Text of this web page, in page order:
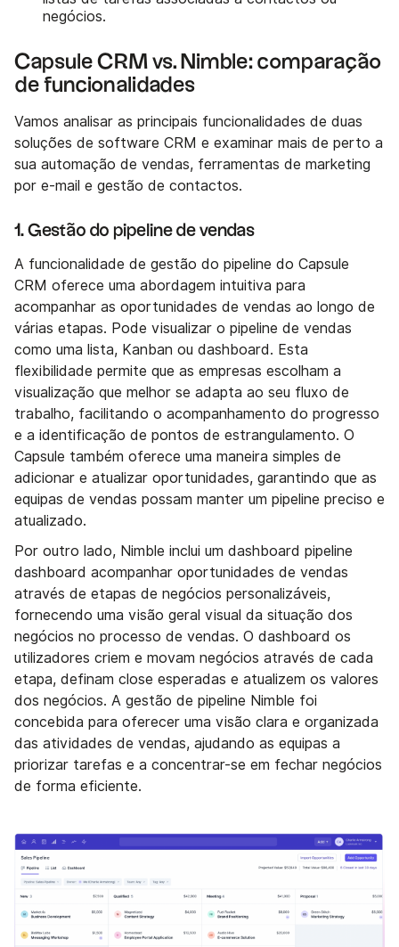
negócios.
Capsule CRM vs. Nimble: comparação
de funcionalidades
Vamos analisar as principais funcionalidades de duas
soluções de software CRM e examinar mais de perto a
sua automação de vendas, ferramentas de marketing
por e-mail e gestão de contactos.
1. Gestão do pipeline de vendas
A funcionalidade de gestão do pipeline do Capsule
CRM oferece uma abordagem intuitiva para
acompanhar as oportunidades de vendas ao longo de
várias etapas. Pode visualizar o pipeline de vendas
como uma lista, Kanban ou dashboard. Esta
flexibilidade permite que as empresas escolham a
visualização que melhor se adapta ao seu fluxo de
trabalho, facilitando o acompanhamento do progresso
e a identificação de pontos de estrangulamento. O
Capsule também oferece uma maneira simples de
adicionar e atualizar oportunidades, garantindo que as
equipas de vendas possam manter um pipeline preciso e
atualizado.
Por outro lado, Nimble inclui um dashboard pipeline
dashboard acompanhar oportunidades de vendas
através de etapas de negócios personalizáveis,
fornecendo uma visão geral visual da situação dos
negócios no processo de vendas. O dashboard os
utilizadores criem e movam negócios através de cada
etapa, definam close esperadas e atualizem os valores
dos negócios. A gestão de pipeline Nimble foi
concebida para oferecer uma visão clara e organizada
das atividades de vendas, ajudando as equipas a
priorizar tarefas e a concentrar-se em fechar negócios
de forma eficiente.